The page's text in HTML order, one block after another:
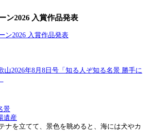
ン2026 入賞作品発表
景
遺産
ナを立てて、景色を眺めると、海には犬やカ